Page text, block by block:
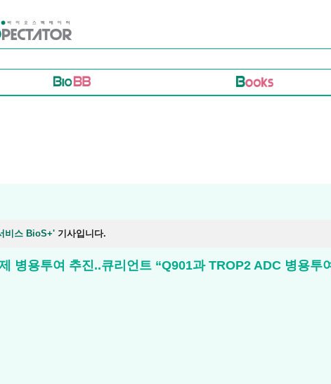
이터
비스 BioS+' 기사입니다.
병용투여 추진..큐리언트 “Q901과 TROP2 ADC 병용투